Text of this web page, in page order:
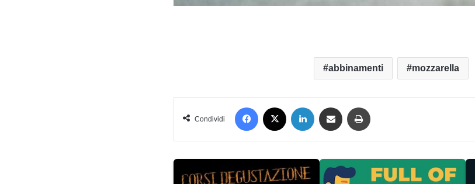
abbinamenti mozzarella
Condividi
Facebook LinkedIn Condividi via mail